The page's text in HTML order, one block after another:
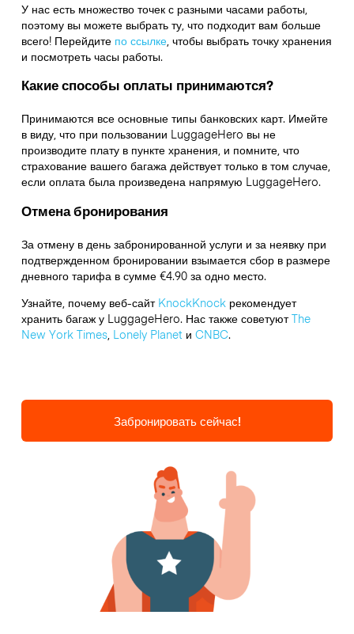
У нас есть множество точек с разными часами работы,
поэтому вы можете выбрать ту, что подходит вам больше
всего! Перейдите по ссылке,чтобы выбрать точку хранения
и посмотреть часы работы.
Какие способы оплаты принимаются?
Принимаются все основные типы банковских карт. Имейте
в виду, что при пользовании LuggageHero вы не
производите плату в пункте хранения, и помните, что
страхование вашего багажа действует только в том случае,
если оплата была произведена напрямую LuggageHero.
Отмена бронирования
За отмену в день забронированной услуги и за неявку при
подтвержденном бронировании взымается сбор в размере
дневного тарифа в сумме €4.90 за одно место.
Узнайте, почему веб-сайт KnockKnockрекомендует
хранить багаж у LuggageHero. Нас также советуютThe
New York Times, Lonely Planetи CNBC.
Забронировать сейчас!